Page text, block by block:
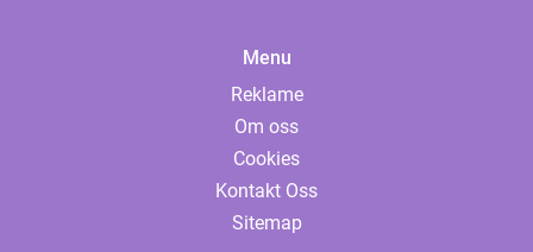
Menu
Reklame
Om oss
Cookies
Kontakt Oss
Sitemap